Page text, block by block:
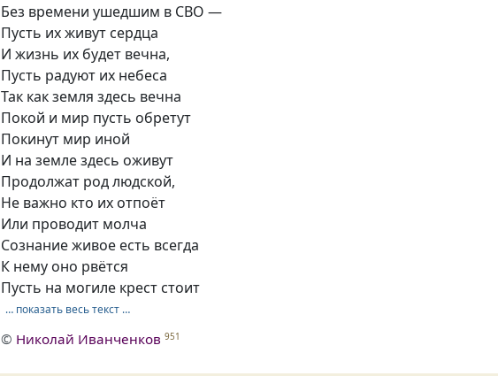
Без времени ушедшим в СВО —
Пусть их живут сердца
И жизнь их будет вечна,
Пусть радуют их небеса
Так как земля здесь вечна
Покой и мир пусть обретут
Покинут мир иной
И на земле здесь оживут
Продолжат род людской,
Не важно кто их отпоёт
Или проводит молча
Сознание живое есть всегда
К нему оно рвётся
Пусть на могиле крест стоит
… показать весь текст …
© Николай Иванченков 951